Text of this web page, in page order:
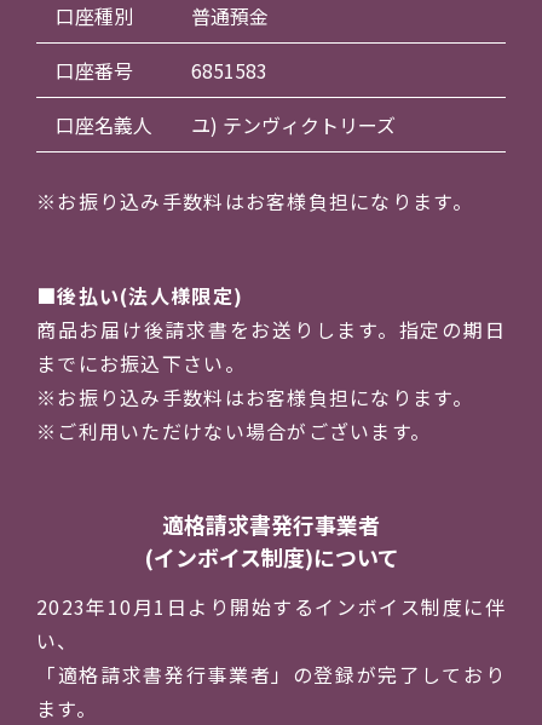
口座種別
普通預金
口座番号
6851583
口座名義人
ユ) テンヴィクトリーズ
※お振り込み手数料はお客様負担になります。
後払い(法人様限定)
商品お届け後請求書をお送りします。指定の期日
までにお振込下さい。
※お振り込み手数料はお客様負担になります。
※ご利用いただけない場合がございます。
適格請求書発行事業者
(インボイス制度)について
2023年10月1日より開始するインボイス制度に伴
い、
「適格請求書発行事業者」の登録が完了しており
ます。